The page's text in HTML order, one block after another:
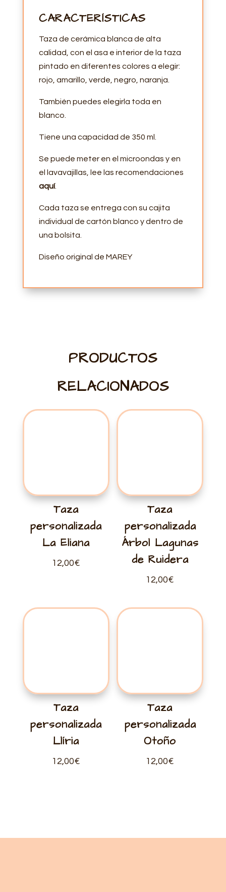
CARACTERÍSTICAS
Taza de cerámica blanca de alta
calidad, con el asa e interior de la taza
pintado en diferentes colores a elegir:
rojo, amarillo, verde, negro, naranja.
También puedes elegirla toda en
blanco.
Tiene una capacidad de 350 ml.
Se puede meter en el microondas y en
el lavavajillas, lee las recomendaciones
aquí.
Cada taza se entrega con su cajita
individual de cartón blanco y dentro de
una bolsita.
Diseño original de MAREY
PRODUCTOS
RELACIONADOS
Taza
personalizada
La Eliana
12,00€
Taza
personalizada
Árbol Lagunas
de Ruidera
12,00€
Taza
personalizada
Llíria
12,00€
Taza
personalizada
Otoño
12,00€